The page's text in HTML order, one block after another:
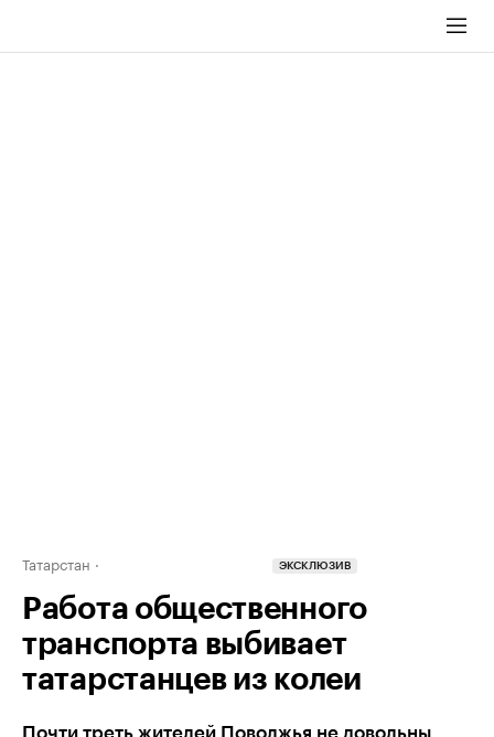
Татарстан ЭКСКЛЮЗИВ
Работа общественного
транспорта выбивает
татарстанцев из колеи
Почти треть жителей Поволжья не довольны